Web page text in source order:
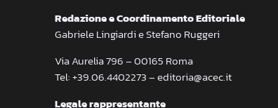
Redazione e Coordinamento Editoriale
Gabriele Lingiardi e Stefano Ruggeri
Via Aurelia 796 – 00165 Roma
Tel: +39.06.4402273 – editoria@acec.it
Legale rappresentante